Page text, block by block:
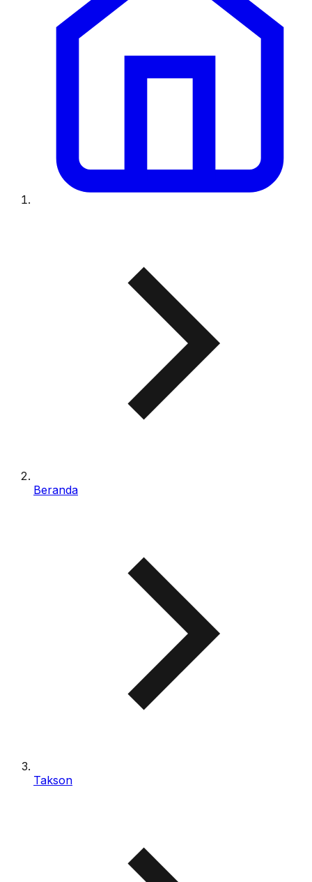
Beranda
Takson